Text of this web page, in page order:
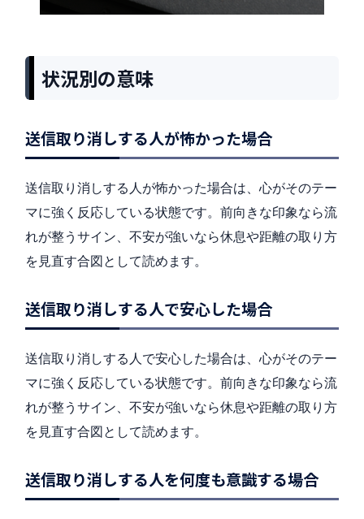
状況別の意味
送信取り消しする人が怖かった場合
送信取り消しする人が怖かった場合は、心がそのテー
マに強く反応している状態です。前向きな印象なら流
れが整うサイン、不安が強いなら休息や距離の取り方
を見直す合図として読めます。
送信取り消しする人で安心した場合
送信取り消しする人で安心した場合は、心がそのテー
マに強く反応している状態です。前向きな印象なら流
れが整うサイン、不安が強いなら休息や距離の取り方
を見直す合図として読めます。
送信取り消しする人を何度も意識する場合